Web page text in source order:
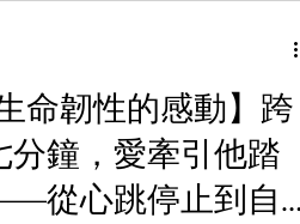
曝光 PM2.5 年均濃度
污狀況。 若以 PM2.5 年均濃度較
序包括： 1. 金門縣 2. 屏東縣東
5. 台南市 若從縣市整體空污表現
則包括： -1.金門 -2.屏東
命韌性的感動】跨
分鐘，愛牽引他踏
從心跳停止到自